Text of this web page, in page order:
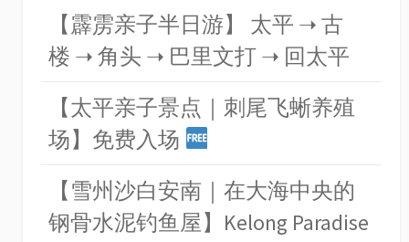
【霹雳亲子半日游】 太平 ➝ 古
楼 ➝ 角头 ➝ 巴里文打 ➝ 回太平
【太平亲子景点｜刺尾飞蜥养殖
场】免费入场
【雪州沙白安南｜在大海中央的
钢骨水泥钓鱼屋】Kelong Paradise